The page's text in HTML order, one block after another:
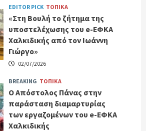
EDITOR PICK ΤΟΠΙΚΑ
«Στη Βουλή το ζήτημα της
υποστελέχωσης του e-ΕΦΚΑ
Χαλκιδικής από τον Ιωάννη
Γιώργο»
02/07/2026
BREAKING ΤΟΠΙΚΑ
Ο Απόστολος Πάνας στην
παράσταση διαμαρτυρίας
των εργαζομένων του e-ΕΦΚΑ
Χαλκιδικής